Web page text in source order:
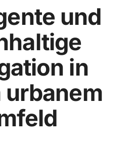
und
in
urbanem